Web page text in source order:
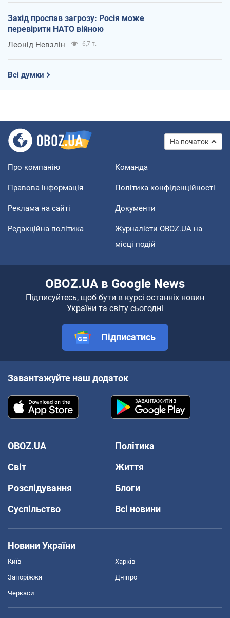
Захід проспав загрозу: Росія може
перевірити НАТО війною
Леонід Невзлін 6,7 т.
Всі думки
На початок
Про компанію Команда
Правова інформація Політика конфіденційності
Реклама на сайті Документи
Редакційна політика
Журналісти OBOZ.UA на
місці подій
OBOZ.UA в Google News
Підписуйтесь, щоб бути в курсі останніх новин
України та світу сьогодні
Підписатись
Завантажуйте наш додаток
OBOZ.UA
Політика
Світ
Життя
Розслідування
Блоги
Суспільство
Всі новини
Новини України
Київ Харків
Запоріжжя Дніпро
Черкаси